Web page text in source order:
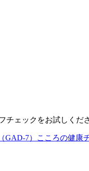
チェックをお試しくだ
GAD-7） こころの健康